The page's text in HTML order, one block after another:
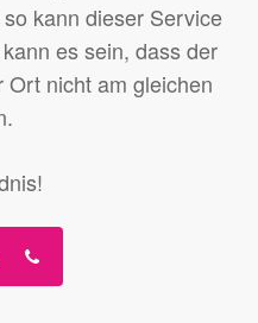
kann dieser Service
es sein, dass der
Ort nicht am gleichen